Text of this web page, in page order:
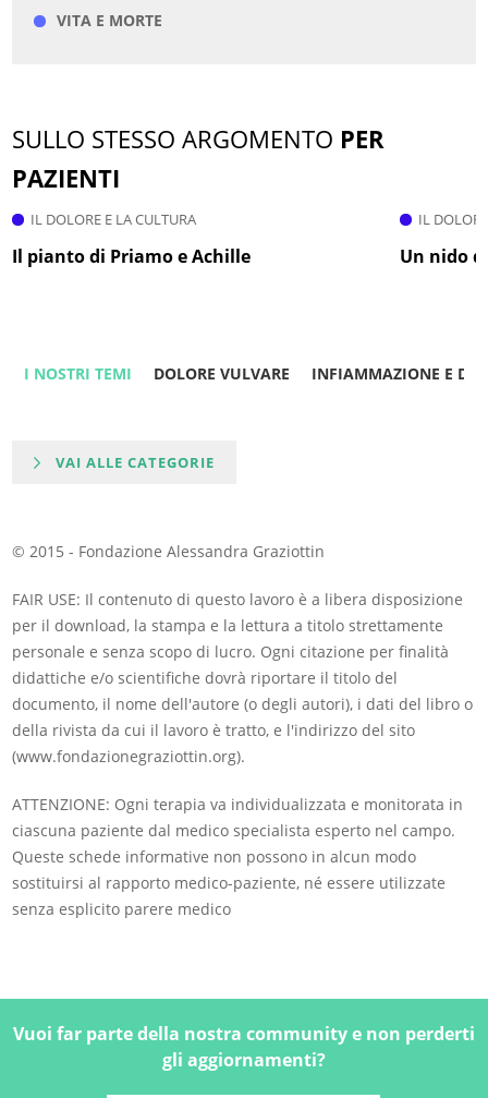
VITA E MORTE
SULLO STESSO ARGOMENTO PER
PAZIENTI
IL DOLORE E LA CULTURA
Il pianto di Priamo e Achille
IL
Un nido
I NOSTRI TEMI DOLORE VULVARE INFIAMMAZIONE E
VAI ALLE CATEGORIE
© 2015 - Fondazione Alessandra Graziottin
FAIR USE: Il contenuto di questo lavoro è a libera disposizione
per il download, la stampa e la lettura a titolo strettamente
personale e senza scopo di lucro. Ogni citazione per finalità
didattiche e/o scientifiche dovrà riportare il titolo del
documento, il nome dell'autore (o degli autori), i dati del libro o
della rivista da cui il lavoro è tratto, e l'indirizzo del sito
(www.fondazionegraziottin.org).
ATTENZIONE: Ogni terapia va individualizzata e monitorata in
ciascuna paziente dal medico specialista esperto nel campo.
Queste schede informative non possono in alcun modo
sostituirsi al rapporto medico-paziente, né essere utilizzate
senza esplicito parere medico
Vuoi far parte della nostra community e non perderti
gli aggiornamenti?